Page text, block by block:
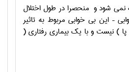
نمی شود و منحصرا در طول اختلال
– این بی خوابی مربوط به تاثیر
) نیست و با یک بیماری رفتاری (